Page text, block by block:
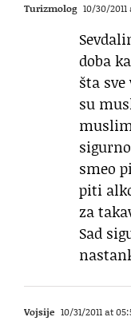
Turizmolog 10/30/2011
doba
šta sve
su
smeo
piti
za
Sad
Vojsije 10/31/2011 at